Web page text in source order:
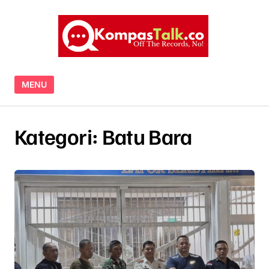
MENU
Kategori: Batu Bara